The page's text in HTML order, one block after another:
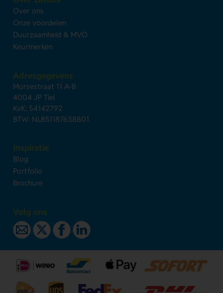
Over ons
Onze voordelen
Duurzaamheid & MVO
Keurmerken
Adresgegevens
Morsestraat 11 A-B
4004 JP Tiel
KvK: 54142792
BTW: NL851187638B01
Inspiratie
Blog
Portfolio
Brochure
Volg ons